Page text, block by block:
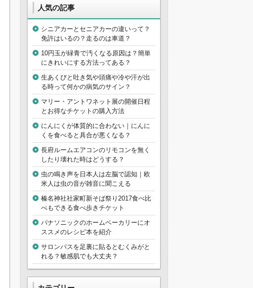
人気の記事
シニアカーとセニアカーの違いって？
免許はいるの？走るのは車道？
10円玉が緑青で汚くなる原因は？簡単
にきれいにする方法ってある？
生あくびと吐き気や頭痛や冷や汗が出
る時って何かの病気のサイン？
マリー・アントワネット展の開催日程
とお得なチケットの購入方法
にんにくが体質的に合わない｜にんに
くを食べると具合が悪くなる？
長府ルームエアコンのリモコンを無く
したり壊れた時はどうする？
虫の鳴き声を日本人は左脳で認知｜欧
米人は虫の音が雑音に聞こえる
榛名神社社家町新そば祭り2017食べ比
べもできる食べ歩きチケット
パナソニックのホームベーカリーにオ
ススメのレシピ本を紹介
サロンパスを足裏に貼るとむくみがと
れる？敏感肌でも大丈夫？